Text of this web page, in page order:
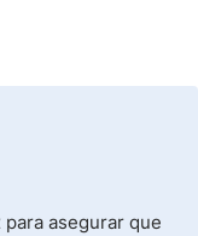
asegurar que